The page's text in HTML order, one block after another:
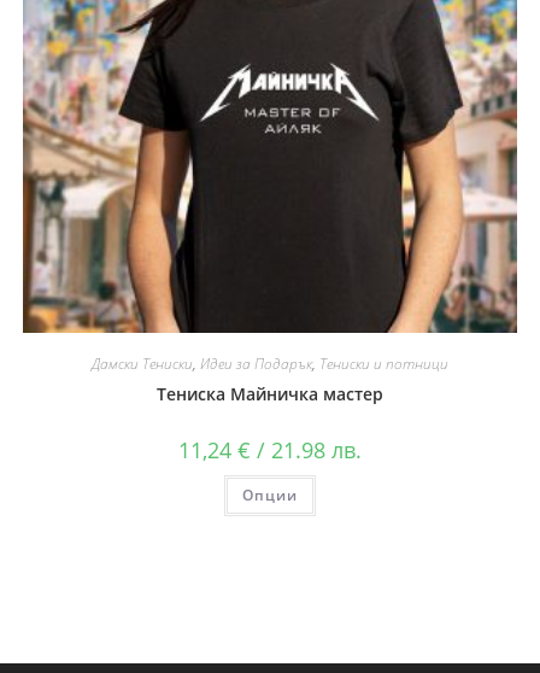
Дамски Тениски, Идеи за Подарък, Тениски и потници
Тениска Майничка мастер
11,24 € / 21.98 лв.
Опции